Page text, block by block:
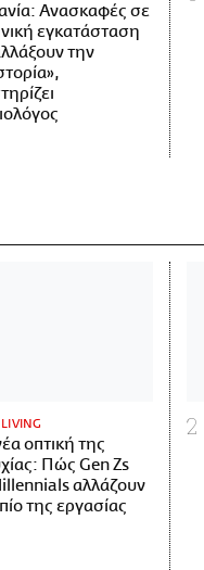
Ανασκαφές σε
εγκατάσταση
την
οπτική της
Πώς Gen Zs
αλλάζουν
της εργασίας